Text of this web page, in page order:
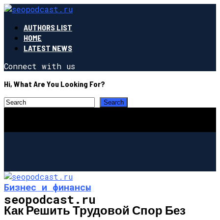
AUTHORS LIST
HOME
LATEST NEWS
Connect with us
Hi, What Are You Looking For?
seopodcast.ru
Бизнес и финансы
Как Решить Трудовой Спор Без